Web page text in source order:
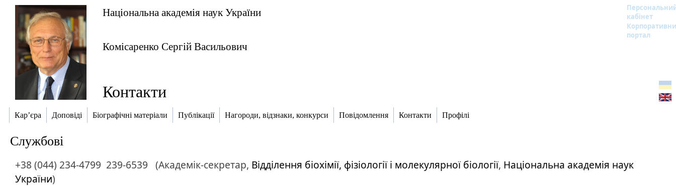
Національна академія наук України
кабінет
портал
Комісаренко Сергій Васильович
Контакти
Кар’єра Доповіді Біографічні матеріали Публікації Нагороди, відзнаки, конкурси Повідомлення Контакти Профілі
Службові
+38 (044) 234-4799 239-6539 (Академік-секретар, Відділення біохімії, фізіології і молекулярної біології, Національна академія наук
України)